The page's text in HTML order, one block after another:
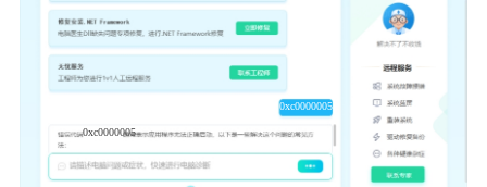
0xc0000005
0xc0000005